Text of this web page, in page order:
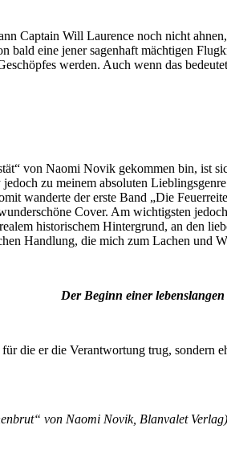
Captain Will Laurence noch nicht
bald eine jener sagenhaft mächtigen
werden. Auch wenn das
von Naomi Novik gekommen bin, ist
zu meinem absoluten
wanderte der erste Band „Die
Cover. Am wichtigsten
historischem Hintergrund, an den
Handlung, die mich zum Lachen und
Der Beginn einer
die er die Verantwortung trug,
von Naomi Novik, Blanvalet Verlag)